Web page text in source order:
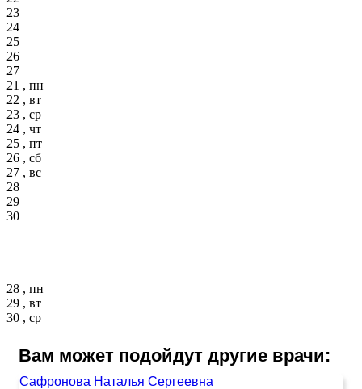
23
24
25
26
27
21 , пн
22 , вт
23 , ср
24 , чт
25 , пт
26 , сб
27 , вс
28
29
30
28 , пн
29 , вт
30 , ср
Вам может подойдут другие врачи:
Сафронова Наталья Сергеевна